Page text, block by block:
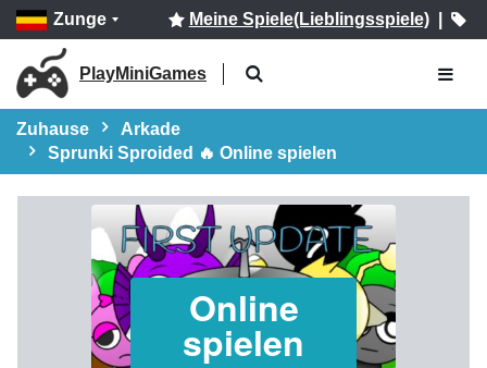
Zunge Meine Spiele(Lieblingsspiele)|
PlayMiniGames
Zuhause
Arkade
Sprunki Sproided 🔥 Online spielen
Online
spielen